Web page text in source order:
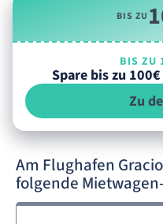
BIS ZU
BIS ZU
Spare bis zu
Zu
Am Flughafen
folgende